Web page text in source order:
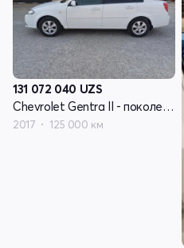
131 072 040 UZS
Chevrolet Gentra II - поколение
2017 125 000 км